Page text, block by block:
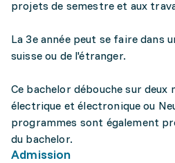
projets de semestre et aux
La 3e année peut se faire dans
suisse ou de l'étranger.
Ce bachelor débouche sur deux
électrique et électronique ou
programmes sont également
du bachelor.
Admission